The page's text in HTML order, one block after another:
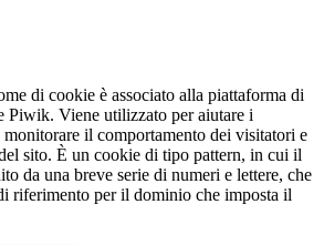
di cookie è associato alla piattaforma di
Piwik. Viene utilizzato per aiutare i
il comportamento dei visitatori e
sito. È un cookie di tipo pattern, in cui il
da una breve serie di numeri e lettere, che
riferimento per il dominio che imposta il